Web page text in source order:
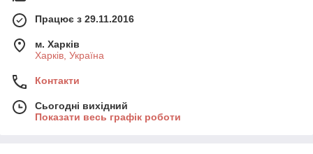
Працює з 29.11.2016
м. Харків
Харків, Україна
Контакти
Сьогодні вихідний
Показати весь графік роботи